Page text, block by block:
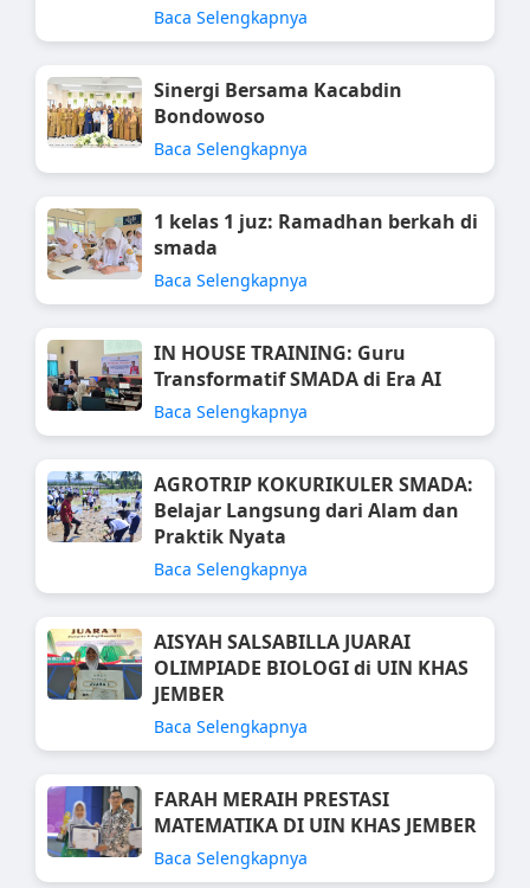
Baca Selengkapnya
Sinergi Bersama Kacabdin
Bondowoso
Baca Selengkapnya
1 kelas 1 juz: Ramadhan berkah di
smada
Baca Selengkapnya
IN HOUSE TRAINING: Guru
Transformatif SMADA di Era AI
Baca Selengkapnya
AGROTRIP KOKURIKULER SMADA:
Belajar Langsung dari Alam dan
Praktik Nyata
Baca Selengkapnya
AISYAH SALSABILLA JUARAI
OLIMPIADE BIOLOGI di UIN KHAS
JEMBER
Baca Selengkapnya
FARAH MERAIH PRESTASI
MATEMATIKA DI UIN KHAS JEMBER
Baca Selengkapnya